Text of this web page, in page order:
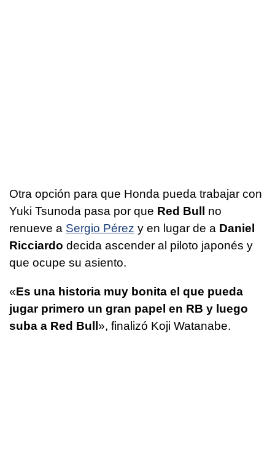
Otra opción para que Honda pueda trabajar con
Yuki Tsunoda pasa por que Red Bull
no
renueve a Sergio Pérez y en lugar de a Daniel
Ricciardo decida ascender al piloto japonés y
que ocupe su asiento.
«Es una historia muy bonita el que pueda
jugar primero un gran papel en RB y luego
suba a Red Bull », finalizó Koji Watanabe.